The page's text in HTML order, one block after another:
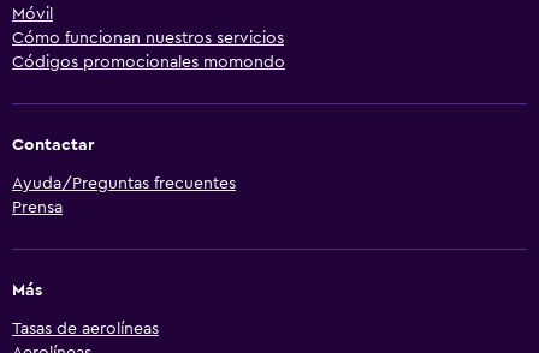
Móvil
Cómo funcionan nuestros servicios
Códigos promocionales momondo
Contactar
Ayuda/Preguntas frecuentes
Prensa
Más
Tasas de aerolíneas